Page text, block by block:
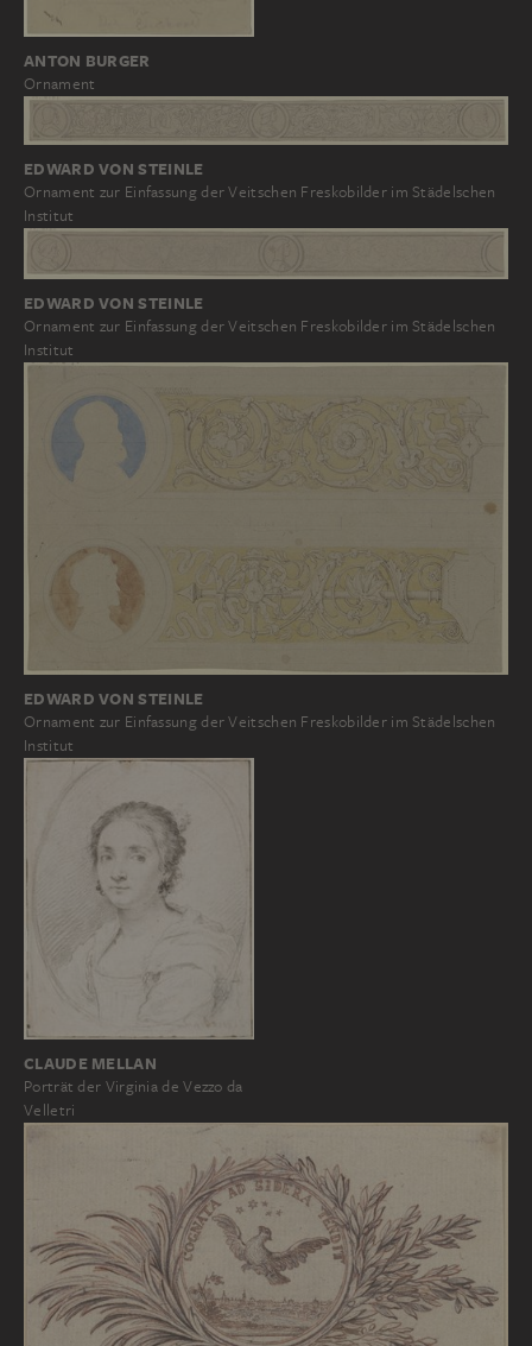
ANTON BURGER
Ornament
EDWARD VON STEINLE
Ornament zur Einfassung der Veitschen Freskobilder im Städelschen
Institut
EDWARD VON STEINLE
Ornament zur Einfassung der Veitschen Freskobilder im Städelschen
Institut
EDWARD VON STEINLE
Ornament zur Einfassung der Veitschen Freskobilder im Städelschen
Institut
CLAUDE MELLAN
Porträt der Virginia de Vezzo da
Velletri